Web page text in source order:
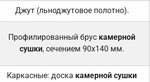
Джут (льноджутовое полотно).
Профилированный брус камерной
сушки, сечением 90х140 мм.
Каркасные: доска камерной сушки